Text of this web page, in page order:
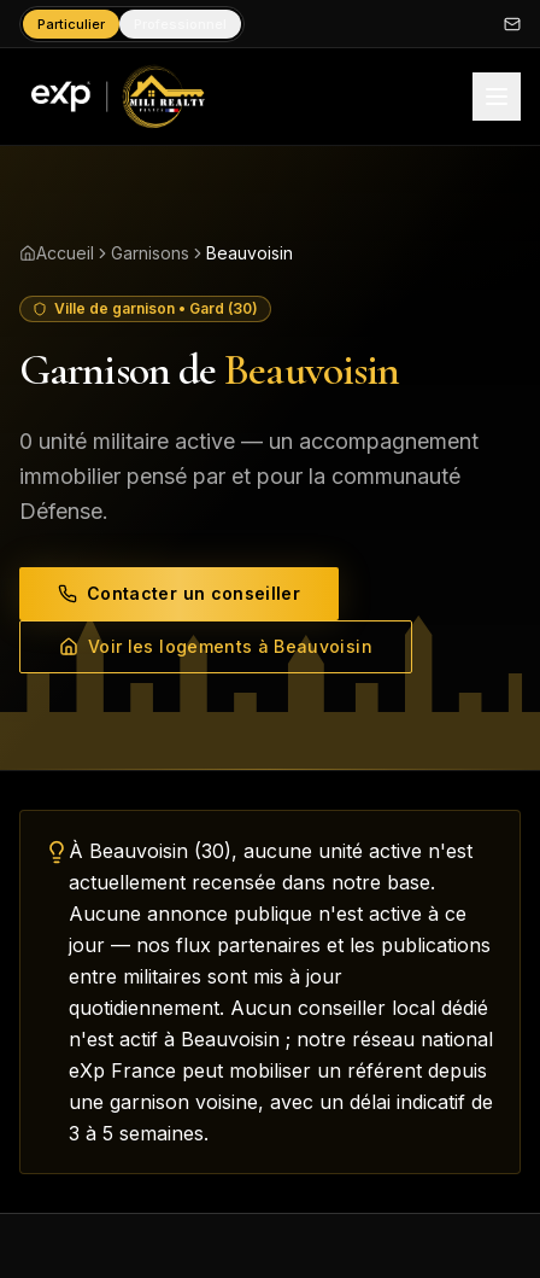
Particulier
Accueil Garnisons Beauvoisin
Ville de garnison • Gard (30)
Garnison deBeauvoisin
0 unité militaire active — un accompagnement
immobilier pensé par et pour la communauté
Défense.
Contacter un conseiller
Voir les logements à Beauvoisin
À Beauvoisin (30), aucune unité active n'est
actuellement recensée dans notre base.
Aucune annonce publique n'est active à ce
jour — nos flux partenaires et les publications
entre militaires sont mis à jour
quotidiennement. Aucun conseiller local dédié
n'est actif à Beauvoisin ; notre réseau national
eXp France peut mobiliser un référent depuis
une garnison voisine, avec un délai indicatif de
3 à 5 semaines.